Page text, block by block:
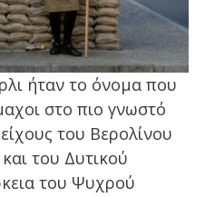
ήταν το όνομα που
στο πιο γνωστό
του Βερολίνου
του Δυτικού
του Ψυχρού